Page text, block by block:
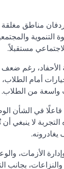
مناطق مغلقة
مستقبلاً.
رغم ضعف
أمام
واسعة من الطلاب.
في الشأن
التجربة لا ينبغي
الأزمات،
بجانب